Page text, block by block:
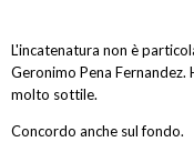
L'incatenatura non è
Geronimo Pena
molto sottile.
Concordo anche sul fondo.